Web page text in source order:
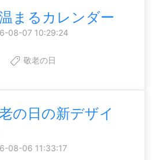
まるカレンダー
08-07 10:29:24
敬老の日
の日の新デザイ
08-06 11:33:17